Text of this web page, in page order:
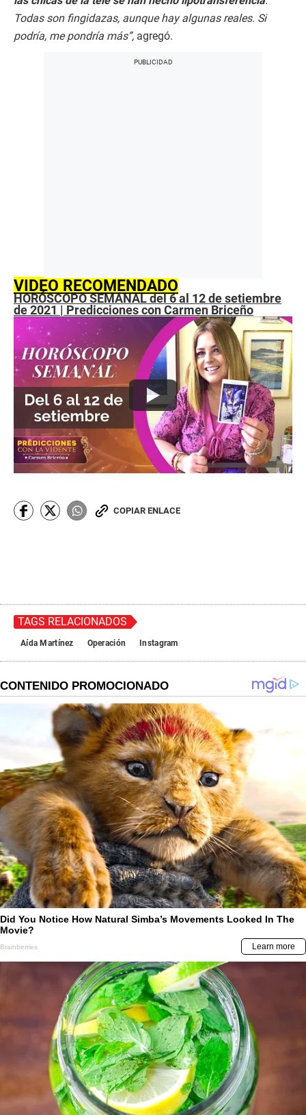
Todas son fingidazas, aunque hay algunas reales. Si
podría, me pondría más”, agregó.
VIDEO RECOMENDADO
HORÓSCOPO SEMANAL del 6 al 12 de setiembre
de 2021 | Predicciones con Carmen Briceño
COPIAR ENLACE
TAGS RELACIONADOS
Aída Martínez Operación Instagram